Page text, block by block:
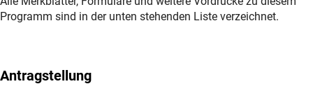
Programm sind in der unten stehenden Liste verzeichnet.
Antragstellung